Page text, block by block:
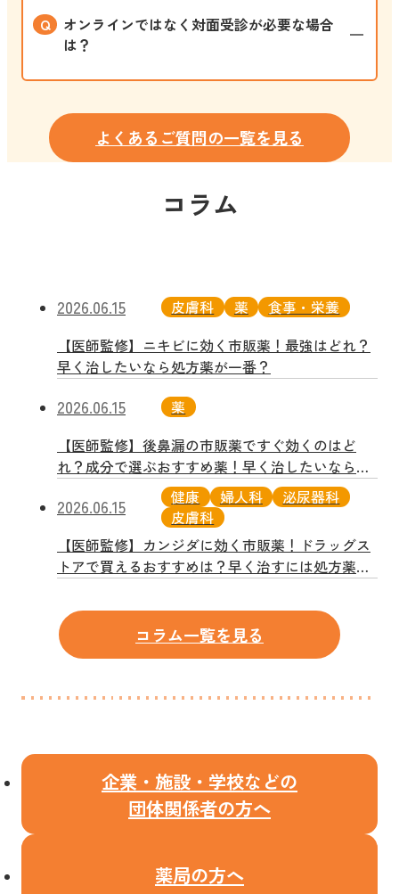
様は保護者の方の同伴が必要です。発熱や咳、
発疹などお子様に多い症状はオンラインで対応
できます。夜間や休日でかかりつけ医が閉まっ
ください。
オンラインではなく対面受診が必要な場合
は？
意識がはっきりしない、呼吸が苦しい、けいれ
んを起こしている、水分が全く摂れないなど、
緊急性が高い症状の場合は対面での受診や救急
まずオンラインでご相談ください。
よくあるご質問の一覧を見る
コラム
2026.06.15 皮膚科 薬
食事・栄養
【医師監修】ニキビに効く市販薬！最強はどれ？
早く治したいなら処方薬が一番？
2026.06.15
薬
【医師監修】後鼻漏の市販薬ですぐ効くのはど
れ？成分で選ぶおすすめ薬！早く治したいなら処
2026.06.15 健康 婦人科
泌尿器科
皮膚科
【医師監修】カンジダに効く市販薬！ドラッグス
トアで買えるおすすめは？早く治すには処方薬が
コラム一覧を見る
企業・施設・学校などの
団体関係者の方へ
薬局の方へ